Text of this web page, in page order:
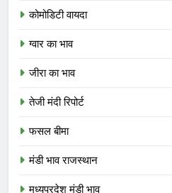
कोमोडिटी वायदा
ग्वार का भाव
जीरा का भाव
तेजी मंदी रिपोर्ट
फसल बीमा
मंडी भाव राजस्थान
मध्यप्रदेश मंडी भाव